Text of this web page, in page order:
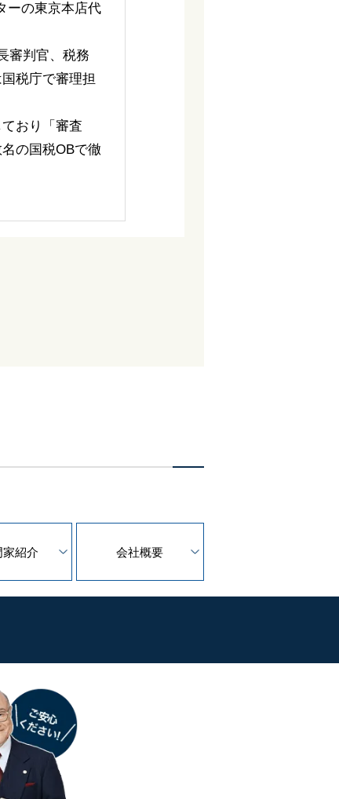
ーの東京本店代
審判官、税務
税庁で審理担
おり「審査
の国税OBで徹
家紹介 会社概要